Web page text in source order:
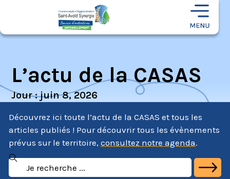
L’actu de la CASAS
Jour : juin 8, 2026
Découvrez ici toute l’actu de la CASAS et tous les
articles publiés ! Pour découvrir tous les évènements
prévus sur le territoire, consultez notre agenda.